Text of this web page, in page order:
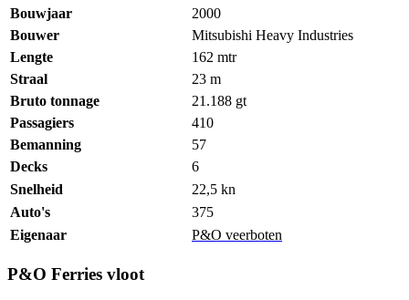
Bouwjaar
2000
Bouwer
Mitsubishi Heavy Industries
Lengte
162 mtr
Straal
23 m
Bruto tonnage
21.188 gt
Passagiers
410
Bemanning
57
Decks
6
Snelheid
22,5 kn
Auto's
375
Eigenaar
P&O veerboten
P&O Ferries vloot